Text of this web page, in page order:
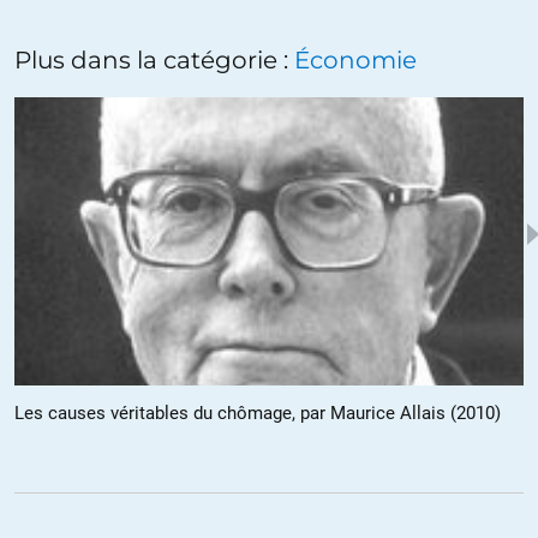
anticipe que les élections européennes de 2014, où la montée des
extrêmes droites et des forces eurosceptiques est inévitable,
mèneront à une explosion du cadre actuel de l’UE avec la possibilité
pour l’Euroland de s’affirmer à sa place. »
Où comment achever de se décrédibiliser en affirmant dans la même
phrase la montée de l’euro scepticisme et l’affirmation de
« l’Euroland »… A moins bien sûr de voir ce dernier comme un avatar
de Disneyland…
ALERTER
jducac// 06.12.2013 à 14h40
@ Ivan Le 06 décembre 2013 à 08h51
anticipe que les élections européennes de 2014, où la montée des
Plus dans la catégorie : Économie
Les causes véritables du chômage, par Maurice Allais (2010)